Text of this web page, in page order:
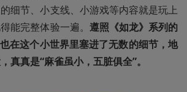
细节、小支线、小游戏等内容就是玩上
能完整体验一遍。 遵照《如龙》系列的
在这个小世界里塞进了无数的细节，地
真真是“麻雀虽小，五脏俱全”。